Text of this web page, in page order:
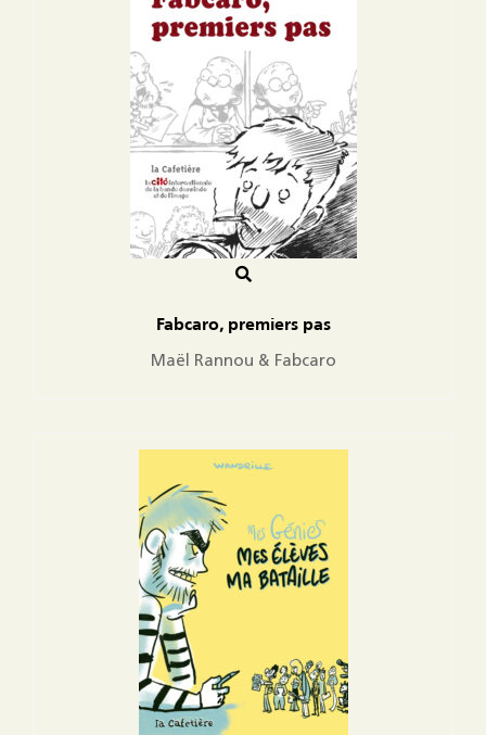
Fabcaro, premiers pas
Maël Rannou & Fabcaro